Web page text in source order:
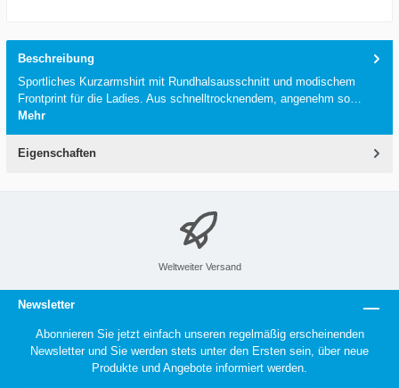
Beschreibung
Sportliches Kurzarmshirt mit Rundhalsausschnitt und modischem
Frontprint für die Ladies. Aus schnelltrocknendem, angenehm so…
Mehr
Eigenschaften
Weltweiter Versand
Newsletter
Abonnieren Sie jetzt einfach unseren regelmäßig erscheinenden
Newsletter und Sie werden stets unter den Ersten sein, über neue
Produkte und Angebote informiert werden.